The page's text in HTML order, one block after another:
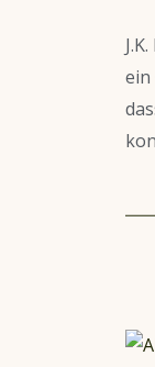
ein